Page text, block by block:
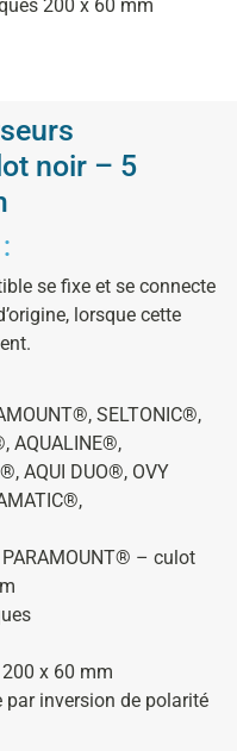
200 x 60 mm
noir – 5
se fixe et se connecte
lorsque cette
SELTONIC®,
AQUALINE®,
AQUI DUO®, OVY
– culot
x 60 mm
inversion de polarité